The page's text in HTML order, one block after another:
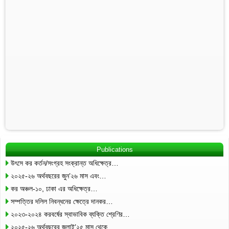
Publications
উৎসে কর কর্তন/সংগ্রহ সংক্রান্ত অধিক্ষেত্র…
২০২৫-২৬ অর্থবছরের জুন’২৬ মাস এবং…
কর অঞ্চল-১০, ঢাকা এর অধিক্ষেত্র…
সম্পত্তির দলিল নিবন্ধনের ক্ষেত্রে দানকর…
২০২৩-২০২৪ করবর্ষের স্বাভাবিক ব্যক্তি শ্রেণির…
২০২৫-২৬ অর্থবছরের জুলাই’২৫ মাস থেকে…